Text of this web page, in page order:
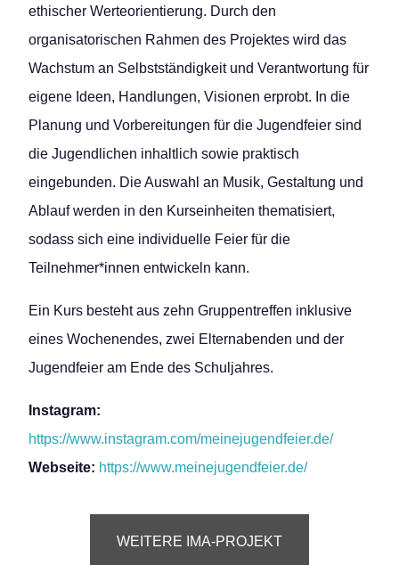
ethischer Werteorientierung. Durch den
organisatorischen Rahmen des Projektes wird das
Wachstum an Selbstständigkeit und Verantwortung für
eigene Ideen, Handlungen, Visionen erprobt. In die
Planung und Vorbereitungen für die Jugendfeier sind
die Jugendlichen inhaltlich sowie praktisch
eingebunden. Die Auswahl an Musik, Gestaltung und
Ablauf werden in den Kurseinheiten thematisiert,
sodass sich eine individuelle Feier für die
Teilnehmer*innen entwickeln kann.
Ein Kurs besteht aus zehn Gruppentreffen inklusive
eines Wochenendes, zwei Elternabenden und der
Jugendfeier am Ende des Schuljahres.
Instagram:
https://www.instagram.com/meinejugendfeier.de/
Webseite: https://www.meinejugendfeier.de/
WEITERE IMA-PROJEKT